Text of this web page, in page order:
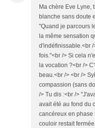
Ma chère Eve Lyne,
blanche sans doute
"Quand je parcours
la même sensation
d'indéfinissable.<br
fois."<br /> Si cela
la vocation ?<br />
beau.<br /> <br />
compassion (sans
/> Tu dis :<br />
avait été au fond du
cancéreux en phase
couloir restait